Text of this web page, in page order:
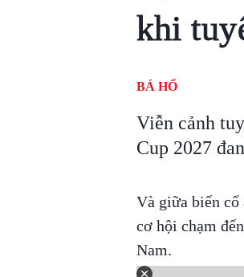
khi
BÁ HỔ
Viễn cảnh
Cup 2027
Và giữa biến cố
cơ hội chạm
Nam.